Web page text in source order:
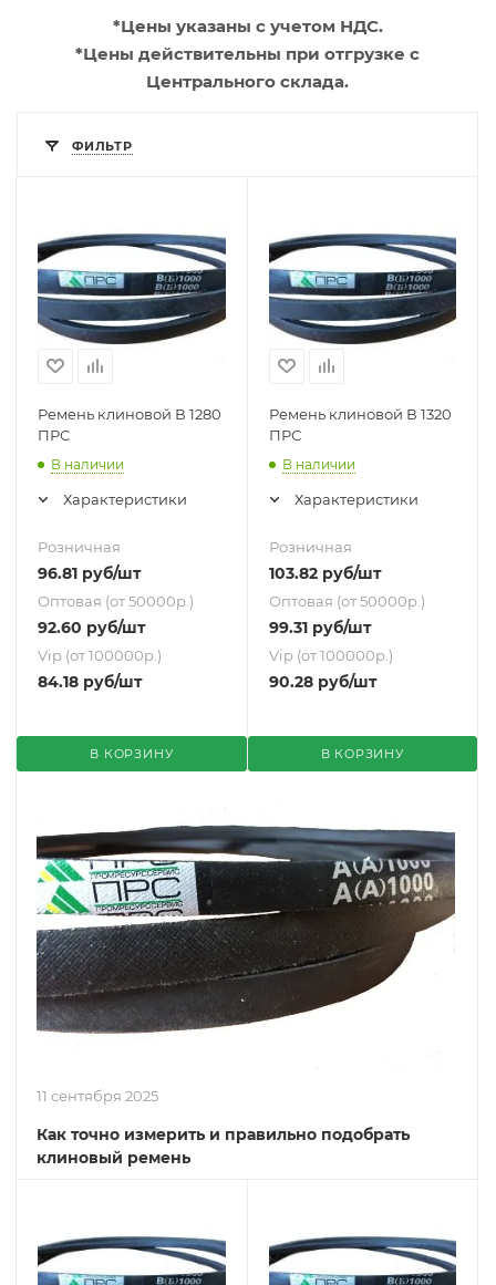
*Цены указаны с учетом НДС.
*Цены действительны при отгрузке с
Центрального склада.
ФИЛЬТР
Ремень клиновой В 1280
ПРС
В наличии
Характеристики
Розничная
96.81 руб/шт
Оптовая (от 50000р.)
92.60 руб/шт
Vip (от 100000р.)
84.18 руб/шт
В КОРЗИНУ
Ремень клиновой В 1320
ПРС
В наличии
Характеристики
Розничная
103.82руб/шт
Оптовая (от 50000р.)
99.31руб/шт
Vip (от 100000р.)
90.28руб/шт
В КОРЗИНУ
11 сентября 2025
Как точно измерить и правильно подобрать
клиновый ремень